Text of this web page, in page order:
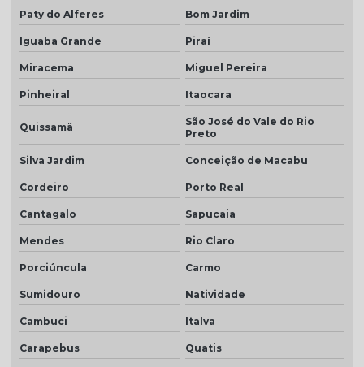
Telha hidrofugada preço
Telha marfim
Telha marfim preço
Telha marrom
Telha natural romana
Telha palha
Telha palha mesclada
Telha piso
Telha piso esmaltada
Telha plan cerâmica
Paty do Alferes Bom Jardim
Iguaba Grande Piraí
Miracema Miguel Pereira
Pinheiral Itaocara
Quissamã
São José do Vale do Rio
Preto
Silva Jardim Conceição de Macabu
Cordeiro Porto Real
Cantagalo Sapucaia
Mendes Rio Claro
Porciúncula Carmo
Sumidouro Natividade
Cambuci Italva
Carapebus Quatis